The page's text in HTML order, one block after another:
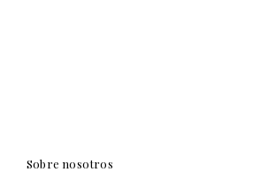
Sobre nosotros